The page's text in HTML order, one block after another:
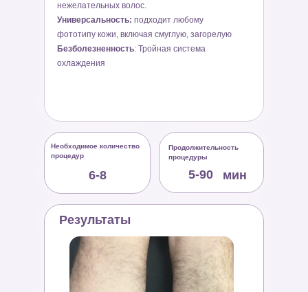
Результаты
Необходимое количество
процедур
6-8 5-90
Продолжительность
процедуры
мин
нежелательных волос.
Универсальность: подходит любому
фототипу кожи, включая смуглую, загорелую
Безболезненность: Тройная система
охлаждения